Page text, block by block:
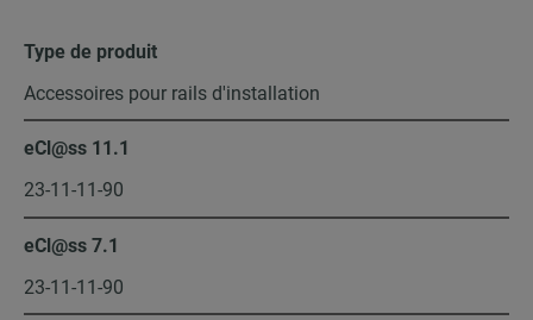
Type de produit
Accessoires pour rails d'installation
eCl@ss 11.1
23-11-11-90
eCl@ss 7.1
23-11-11-90